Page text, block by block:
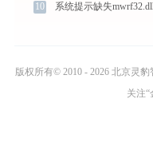
10 系统提示缺失
版权所有© 2010 - 2026 北京灵
关注